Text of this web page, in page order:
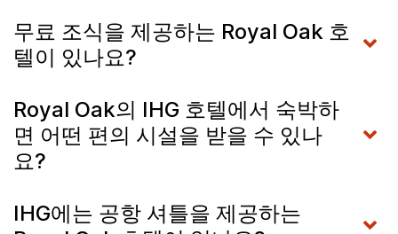
무료 조식을 제공하는 Royal Oak 호
텔이 있나요?
Royal Oak의 IHG 호텔에서 숙박하
면 어떤 편의 시설을 받을 수 있나
요?
IHG에는 공항 셔틀을 제공하는